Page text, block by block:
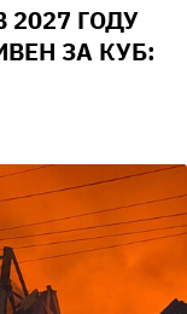
ГОДУ
ЗА КУБ: